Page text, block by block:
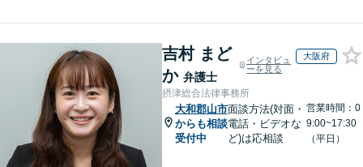
吉村 まど
か 弁護士
インタビュ
ーを見る
大阪府
摂津総合法律事務所
大和郡山市
からも相談
受付中
面談方法(対面・
電話・ビデオな
ど)は応相談
営業時間：0
9:00~17:30
（平日）